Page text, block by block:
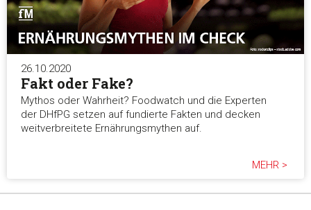
26.10.2020
Fakt oder Fake?
Mythos oder Wahrheit? Foodwatch und die Experten
der DHfPG setzen auf fundierte Fakten und decken
weitverbreitete Ernährungsmythen auf.
MEHR >